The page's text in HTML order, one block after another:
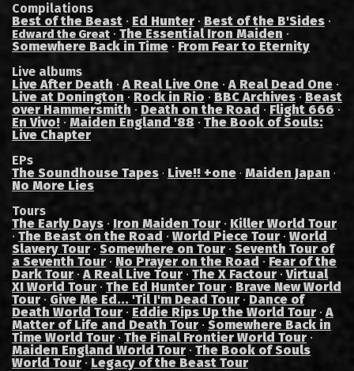
Compilations
Best of the Beast · Ed Hunter · Best of the B'Sides ·
Edward the Great · The Essential Iron Maiden ·
Somewhere Back in Time · From Fear to Eternity
Live albums
Live After Death ·A Real Live One ·A Real Dead One ·
Live at Donington · Rock in Rio · BBC Archives · Beast
over Hammersmith · Death on the Road · Flight 666 ·
En Vivo! · Maiden England '88 · The Book of Souls:
Live Chapter
EPs
The Soundhouse Tapes · Live!! +one · Maiden Japan ·
No More Lies
Tours
The Early Days · Iron Maiden Tour · Killer World Tour
· The Beast on the Road · World Piece Tour · World
Slavery Tour · Somewhere on Tour · Seventh Tour of
a Seventh Tour · No Prayer on the Road · Fear of the
Dark Tour ·A Real Live Tour · The X Factour ·Virtual
XI World Tour · The Ed Hunter Tour · Brave New World
Tour · Give Me Ed... 'Til I'm Dead Tour · Dance of
Death World Tour · Eddie Rips Up the World Tour ·A
Matter of Life and Death Tour · Somewhere Back in
Time World Tour · The Final Frontier World Tour ·
Maiden England World Tour · The Book of Souls
World Tour· Legacy of the Beast Tour